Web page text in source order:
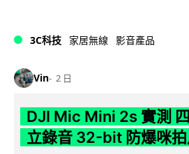
3C科技 家居無線 影音產品
Vin 2 日
DJI Mic Mini 2s 實測
立錄音 32-bit 防爆咪